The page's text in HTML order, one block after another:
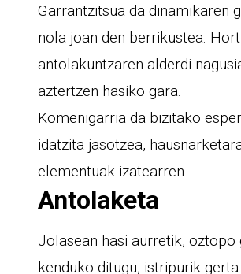
Garrantzitsua da dinamikaren
nola joan den berrikustea.
antolakuntzaren alderdi
aztertzen hasiko gara.
Komenigarria da bizitako
idatzita jasotzea,
elementuak izatearren.
Antolaketa
Jolasean hasi aurretik, oztopo
kenduko ditugu, istripurik gerta